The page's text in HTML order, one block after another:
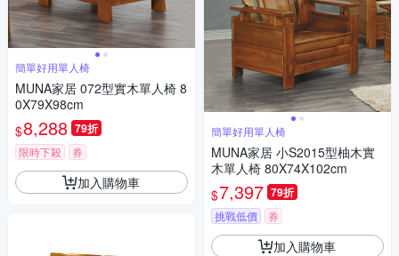
簡單好用單人椅
MUNA家居 072型實木單人椅 8
0X79X98cm
$8,288 79折
限時下殺 券
加入購物車
簡單好用單人椅
MUNA家居 小S2015型柚木實
木單人椅 80X74X102cm
$7,397 79折
挑戰低價 券
加入購物車